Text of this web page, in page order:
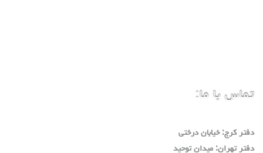
تماس با ما:
دفتر كرج: خيابان درختي
دفتر تهران: ميدان توحيد